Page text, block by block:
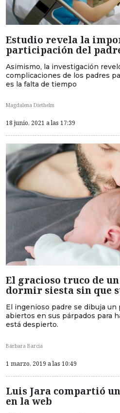
Estudio revela la
participación del
Asimismo, la investigación
complicaciones de los padres
es la falta de tiempo
Magdalena Diethelm
18 junio, 2021 a las 17:39
El gracioso truco de
dormir siesta sin que
El ingenioso padre se dibuja un
abiertos en sus párpados para
está despierto.
Bárbara Barcia
1 marzo, 2019 a las 10:49
Luis Jara compartió
en la web